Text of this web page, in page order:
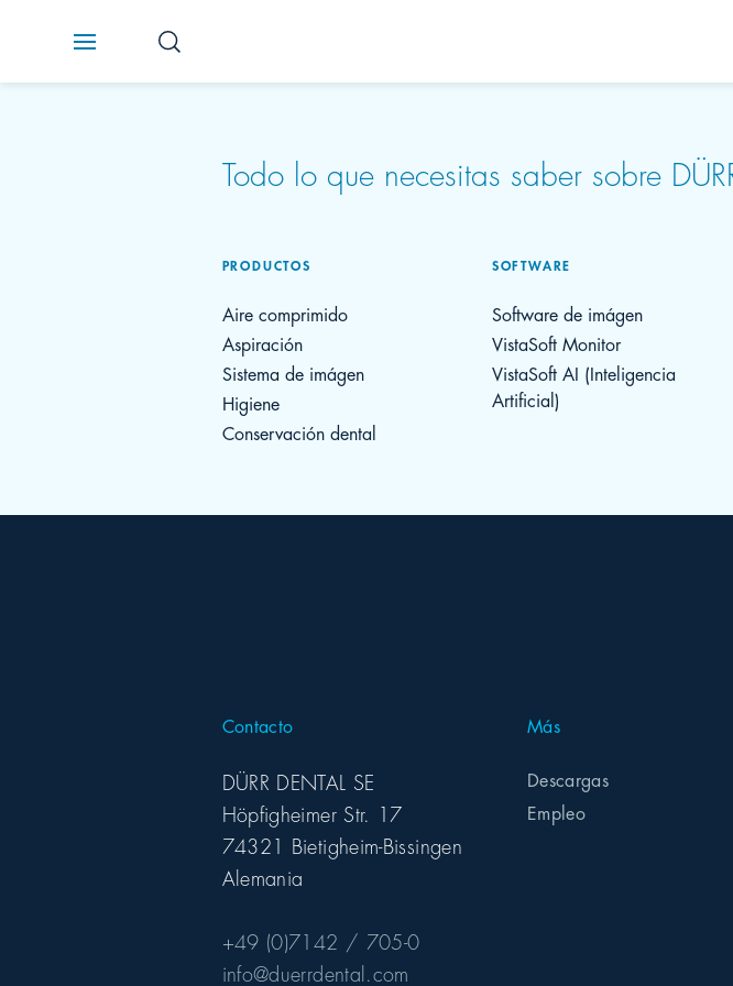
Todo lo que necesitas saber sobre
PRODUCTOS
Aire comprimido
Aspiración
Sistema de imágen
Higiene
Conservación dental
SOFTWARE
Software de imágen
VistaSoft Monitor
VistaSoft AI (Inteligencia
Artificial)
Contacto
DÜRR DENTAL SE
Höpfigheimer Str. 17
74321 Bietigheim-Bissingen
Alemania
+49 (0)7142 / 705-0
info@duerrdental.com
Más
Descargas
Empleo